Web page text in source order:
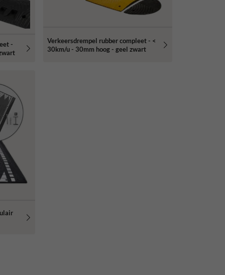
-
Verkeersdrempel rubber compleet - <
30km/u - 30mm hoog - geel zwart